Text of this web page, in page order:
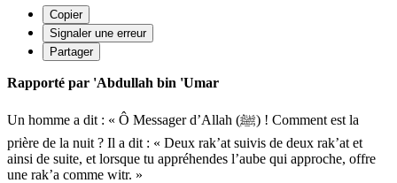
Copier
Signaler une erreur
Partager
Rapporté par 'Abdullah bin 'Umar
Un homme a dit : « Ô Messager d’Allah (ﷺ) ! Comment est la
prière de la nuit ? Il a dit : « Deux rak’at suivis de deux rak’at et
ainsi de suite, et lorsque tu appréhendes l’aube qui approche, offre
une rak’a comme witr. »